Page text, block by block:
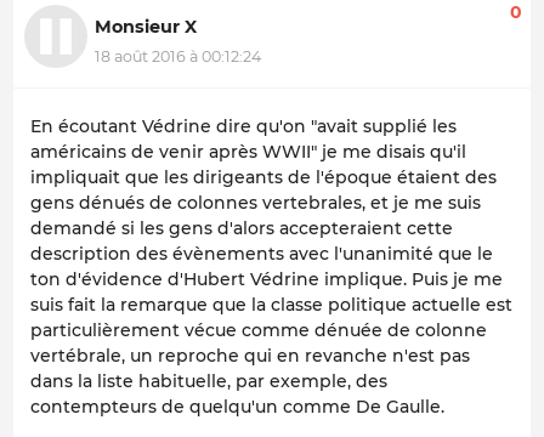
Monsieur X
18 août 2016 à 00:12:24
0
En écoutant Védrine dire qu'on "avait supplié les
américains de venir après WWII" je me disais qu'il
impliquait que les dirigeants de l'époque étaient des
gens dénués de colonnes vertebrales, et je me suis
demandé si les gens d'alors accepteraient cette
description des évènements avec l'unanimité que le
ton d'évidence d'Hubert Védrine implique. Puis je me
suis fait la remarque que la classe politique actuelle est
particulièrement vécue comme dénuée de colonne
vertébrale, un reproche qui en revanche n'est pas
dans la liste habituelle, par exemple, des
contempteurs de quelqu'un comme De Gaulle.